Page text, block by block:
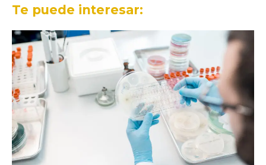
Te puede interesar: